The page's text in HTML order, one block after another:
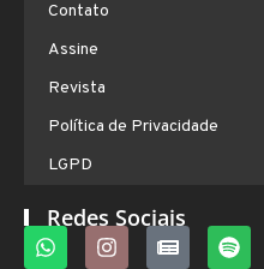
Contato
Assine
Revista
Política de Privacidade
LGPD
Redes Sociais